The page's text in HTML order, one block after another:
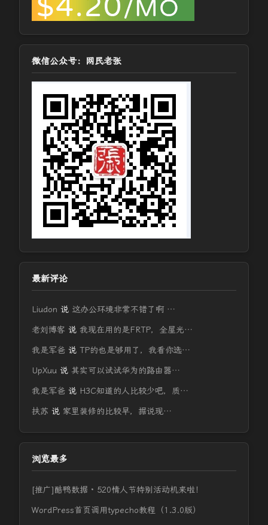
微信公众号：网民老张
最新评论
Liudon 说 这办公环境非常不错了啊 …
老刘博客 说 我现在用的是FRTP，全屋光…
我是军爸 说 TP的也是够用了，我看你选…
UpXuu 说 其实可以试试华为的路由器…
我是军爸 说 H3C知道的人比较少吧，质…
扶苏 说 家里装修的比较早，据说现…
浏览最多
[推广]酷鸭数据 · 520情人节特别活动机来啦！
WordPress首页调用typecho教程（1.3.0版）